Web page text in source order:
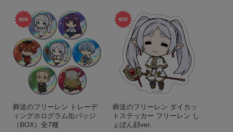
葬送のフリーレン トレーデ
ィングホログラム缶バッジ
（BOX）全7種
葬送のフリーレン ダイカッ
トステッカー フリーレン し
ょぼん顔ver.